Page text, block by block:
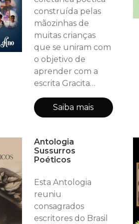
fazendo-os
mergulhar no
contexto da leitura;
construída pelas
mãozinhas de
muitas crianças
que se uniram com
o objetivo de
aprender com a
escrita Gracita
Fraga o processo da
construção de um
poema. E aqui está
à disposição do
leitor para ser
Saiba mais
Antologia
Sussurros
Poéticos
Esta Antologia
reuniu
consagrados
escritores do Brasil